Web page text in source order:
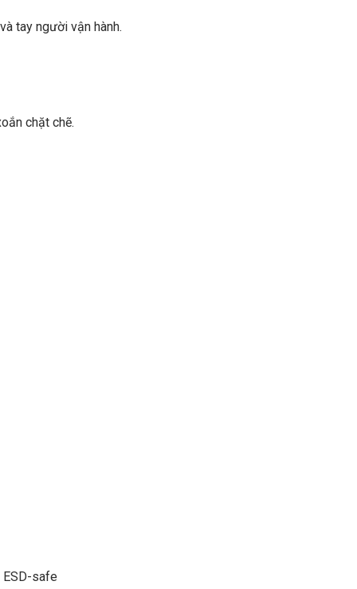
tay người vận hành.
chặt chẽ.
safe